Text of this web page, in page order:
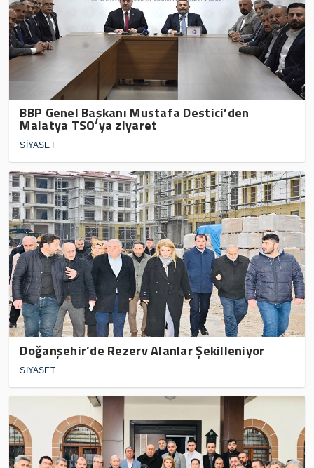
BBP Genel Başkanı Mustafa Destici’den
Malatya TSO’ya ziyaret
SİYASET
Doğanşehir’de Rezerv Alanlar Şekilleniyor
SİYASET